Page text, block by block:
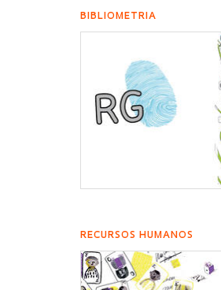
BIBLIOMETRIA
RECURSOS HUMANOS